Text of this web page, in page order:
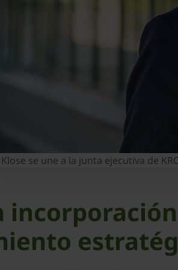
se une a la junta ejecutiva de